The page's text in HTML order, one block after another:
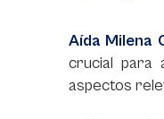
Aída Milena
crucial para
aspectos